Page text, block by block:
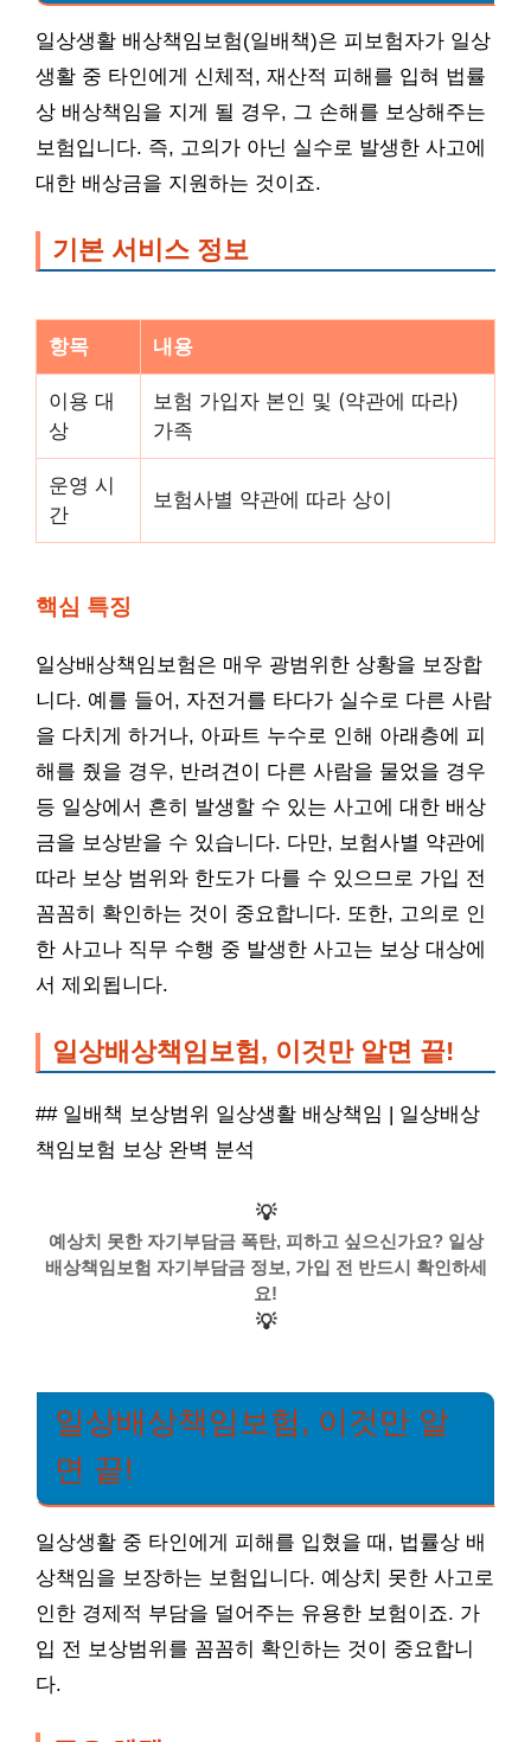
일상생활 배상책임보험(일배책)은 피보험자가 일상
생활 중 타인에게 신체적, 재산적 피해를 입혀 법률
상 배상책임을 지게 될 경우, 그 손해를 보상해주는
보험입니다. 즉, 고의가 아닌 실수로 발생한 사고에
대한 배상금을 지원하는 것이죠.
기본 서비스 정보
항목 내용
이용 대
상
보험 가입자 본인 및 (약관에 따라)
가족
운영 시
간
보험사별 약관에 따라 상이
핵심 특징
일상배상책임보험은 매우 광범위한 상황을 보장합
니다. 예를 들어, 자전거를 타다가 실수로 다른 사람
을 다치게 하거나, 아파트 누수로 인해 아래층에 피
해를 줬을 경우, 반려견이 다른 사람을 물었을 경우
등 일상에서 흔히 발생할 수 있는 사고에 대한 배상
금을 보상받을 수 있습니다. 다만, 보험사별 약관에
따라 보상 범위와 한도가 다를 수 있으므로 가입 전
꼼꼼히 확인하는 것이 중요합니다. 또한, 고의로 인
한 사고나 직무 수행 중 발생한 사고는 보상 대상에
서 제외됩니다.
일상배상책임보험, 이것만 알면 끝!
## 일배책 보상범위 일상생활 배상책임 | 일상배상
책임보험 보상 완벽 분석
💡
예상치 못한 자기부담금 폭탄, 피하고 싶으신가요? 일상
배상책임보험 자기부담금 정보, 가입 전 반드시 확인하세
요!
💡
일상배상책임보험, 이것만 알
면 끝!
일상생활 중 타인에게 피해를 입혔을 때, 법률상 배
상책임을 보장하는 보험입니다. 예상치 못한 사고로
인한 경제적 부담을 덜어주는 유용한 보험이죠. 가
입 전 보상범위를 꼼꼼히 확인하는 것이 중요합니
다.